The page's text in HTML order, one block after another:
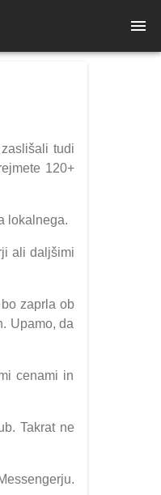
tudi
120+
lokalnega.
ali daljšimi
zaprla ob
Upamo, da
cenami in
Takrat ne